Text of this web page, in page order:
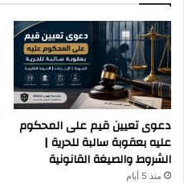
دعوى تعيين قيم على المحكوم
عليه بعقوبة سالبة للحرية |
الشروط والصيغة القانونية
منذ 5 أيام